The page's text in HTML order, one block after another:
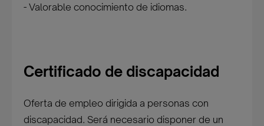
- Valorable conocimiento de idiomas.
Certificado de discapacidad
Oferta de empleo dirigida a personas con
discapacidad. Será necesario disponer de un